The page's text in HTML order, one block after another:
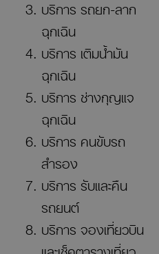
บริการ รถยก-ลาก
ฉุกเฉิน
บริการ เติมน้ำมัน
ฉุกเฉิน
บริการ ช่างกุญแจ
ฉุกเฉิน
บริการ คนขับรถ
สำรอง
บริการ รับและคืน
รถยนต์
บริการ จองเที่ยวบิน
และเช็คตารางเที่ยว